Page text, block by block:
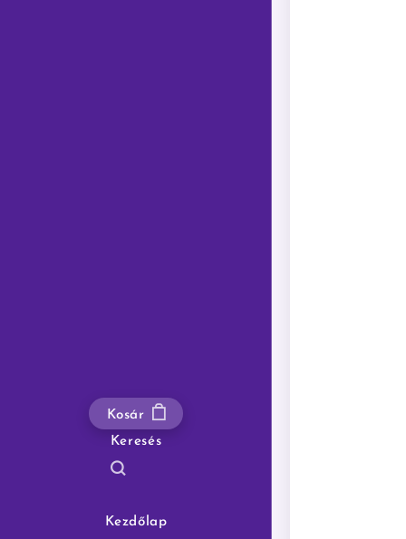
Kosár
Keresés
Kezdőlap